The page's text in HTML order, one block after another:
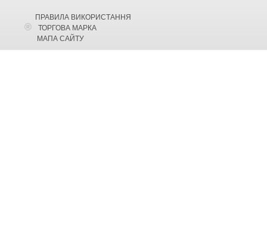
ПРАВИЛА ВИКОРИСТАННЯ
ТОРГОВА МАРКА
МАПА САЙТУ